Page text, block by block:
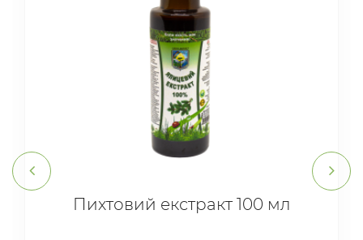
Пихтовий екстракт 100 мл